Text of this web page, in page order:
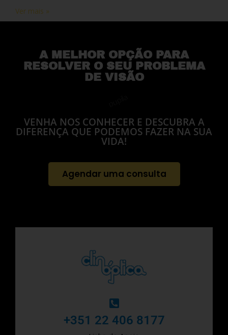
Ver mais »
A MELHOR OPÇÃO PARA
RESOLVER O SEU PROBLEMA
DE VISÃO
VENHA NOS CONHECER E DESCUBRA A
DIFERENÇA QUE PODEMOS FAZER NA SUA
VIDA!
Agendar uma consulta
‎+351 22 406 8177